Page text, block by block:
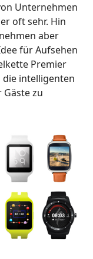
Unternehmen
oft sehr. Hin
aber
für Aufsehen
Premier
intelligenten
zu